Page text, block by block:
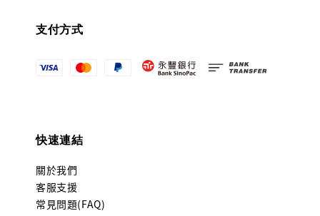
支付方式
快速連結
關於我們
客服支援
常見問題(FAQ)